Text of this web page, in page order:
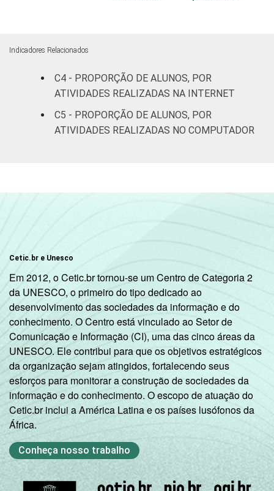
SÉRIE
4ª série / 5º
ano do
Fundamental
50
Médio
Base: 9213 alunos. Respostas estimuladas e
rodiziadas. Cada item apresentado se refere
apenas aos resultados da alternativa sim.
Dados coletados entre setembro e
dezembro de 2015.
Indicadores Relacionados
C4 - PROPORÇÃO DE ALUNOS, POR
ATIVIDADES REALIZADAS NA INTERNET
C5 - PROPORÇÃO DE ALUNOS, POR
ATIVIDADES REALIZADAS NO COMPUTADOR
Cetic.br e Unesco
Em 2012, o Cetic.br tornou-se um Centro de Categoria 2
da UNESCO, o primeiro do tipo dedicado ao
desenvolvimento das sociedades da informação e do
conhecimento. O Centro está vinculado ao Setor de
Comunicação e Informação (CI), uma das cinco áreas da
UNESCO. Ele contribui para que os objetivos estratégicos
da organização sejam atingidos, fortalecendo seus
esforços para monitorar a construção de sociedades da
informação e do conhecimento. O escopo de atuação do
Cetic.br inclui a América Latina e os países lusófonos da
África.
Conheça nosso trabalho